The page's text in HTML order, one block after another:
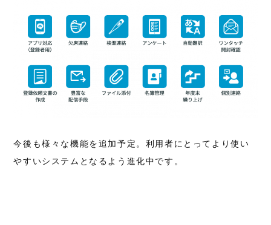
今後も様々な機能を追加予定。利用者にとってより使い
やすいシステムとなるよう進化中です。